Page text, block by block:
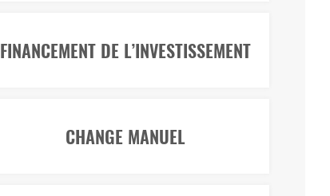
FINANCEMENT DE L’INVESTISSEMENT
CHANGE MANUEL